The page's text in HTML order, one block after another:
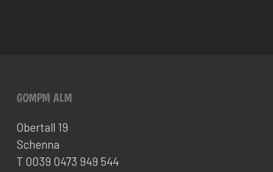
GOMPM ALM
Obertall 19
Schenna
T 0039 0473 949 544